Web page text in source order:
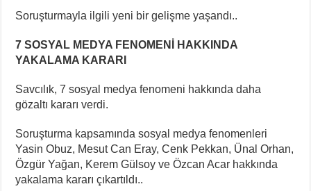
Soruşturmayla ilgili yeni bir gelişme yaşandı..
7 SOSYAL MEDYA FENOMENİ HAKKINDA
YAKALAMA KARARI
Savcılık, 7 sosyal medya fenomeni hakkında daha
gözaltı kararı verdi.
Soruşturma kapsamında sosyal medya fenomenleri
Yasin Obuz, Mesut Can Eray, Cenk Pekkan, Ünal Orhan,
Özgür Yağan, Kerem Gülsoy ve Özcan Acar hakkında
yakalama kararı çıkartıldı..